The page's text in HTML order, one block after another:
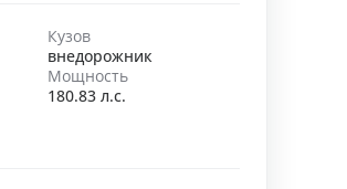
Кузов
внедорожник
Мощность
180.83 л.с.